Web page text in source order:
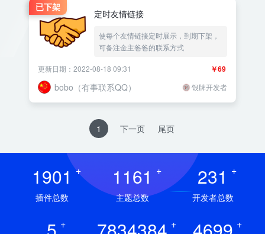
已下架
定时友情链接
使每个友情链接定时展示，到期下架，
可备注金主爸爸的联系方式
￥69
更新日期：2022-08-18 09:31
bobo（有事联系QQ） 银牌开发者
1 下一页 尾页
1901 +
插件总数
1161 +
主题总数
231 +
开发者总数
+ + +